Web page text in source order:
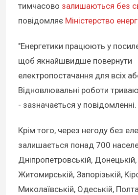
тимчасово залишаються без
повідомляє Міністерство
"Енергетики працюють у
щоб якнайшвидше повернути
електропостачання для всіх
Відновлювальні роботи
- зазначається у повідомленні.
Крім того, через негоду без
залишається понад 700
Дніпропетровській, Донецькій,
Житомирській, Запорізькій,
Миколаївській, Одеській,